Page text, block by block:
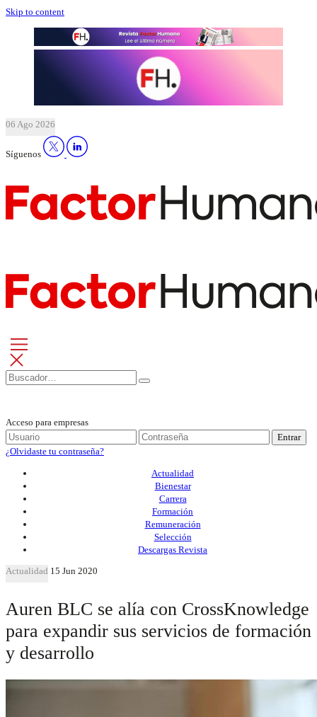
Skip to content
06 Ago 2026
Síguenos
Acceso para empresas
Entrar
¿Olvidaste tu contraseña?
Actualidad
Bienestar
Carrera
Formación
Remuneración
Selección
Descargas Revista
Actualidad 15 Jun 2020
Auren BLC se alía con CrossKnowledge
para expandir sus servicios de formación
y desarrollo